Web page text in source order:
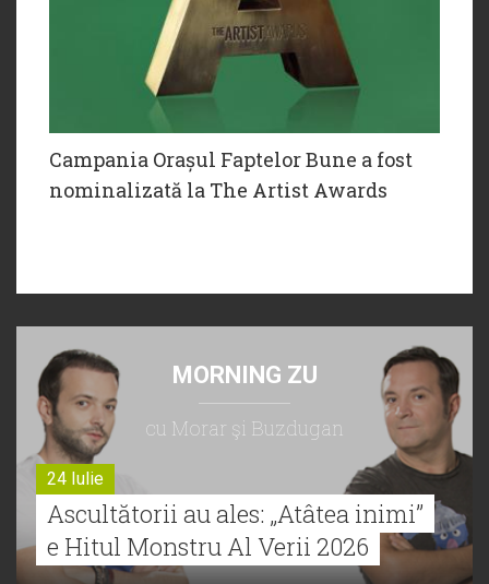
Campania Orașul Faptelor Bune a fost
nominalizată la The Artist Awards
MORNING ZU
cu Morar şi Buzdugan
24 Iulie
Ascultătorii au ales: „Atâtea inimi”
e Hitul Monstru Al Verii 2026